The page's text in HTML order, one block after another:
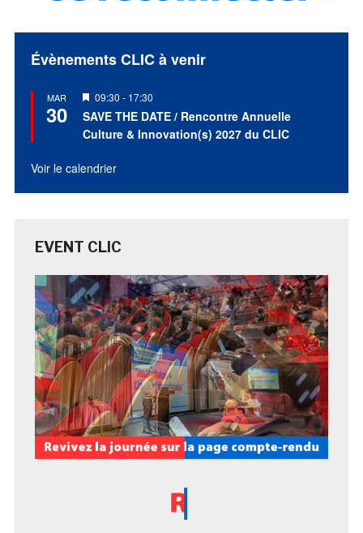
Évènements CLIC à venir
MAR
30
Mis
en
avant
09:30 - 17:30
SAVE THE DATE / Rencontre Annuelle
Culture & Innovation(s) 2027 du CLIC
Voir le calendrier
EVENT CLIC